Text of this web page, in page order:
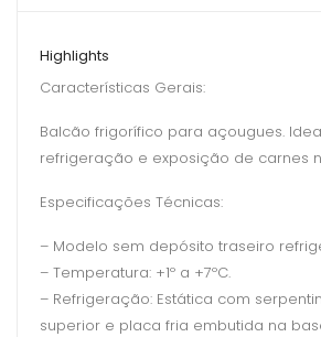
Highlights
Características Gerais:
Balcão frigorífico para açougues.
refrigeração e exposição de carnes
Especificações Técnicas:
– Modelo sem depósito traseiro
– Temperatura: +1º a +7ºC.
– Refrigeração: Estática com
superior e placa fria embutida na